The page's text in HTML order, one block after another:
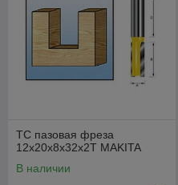
ТС пазовая фреза
12х20х8х32х2Т MAKITA
В наличии